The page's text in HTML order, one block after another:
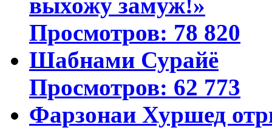
выхожу замуж!»
Просмотров: 78 820
Шабнами Сурайё
Просмотров: 62 773
Фарзонаи Хуршед